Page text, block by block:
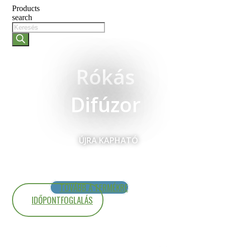
Products
search
Rókás
Difúzor
ÚJRA KAPHATÓ
TOVÁBB A TERMÉKRE
IDŐPONTFOGLALÁS